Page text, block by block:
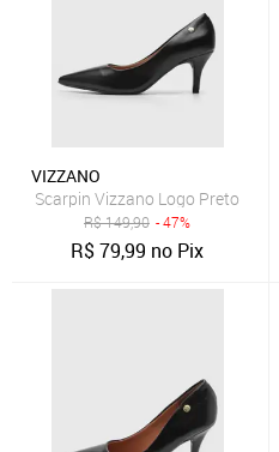
VIZZANO
Scarpin Vizzano Logo Preto
R$149,90 - 47%
R$79,99 no Pix